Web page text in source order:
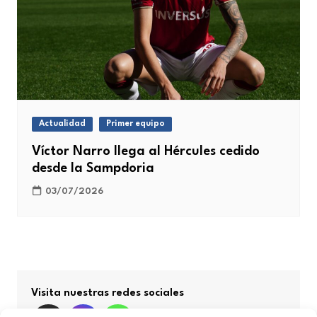
Actualidad Primer equipo
Víctor Narro llega al Hércules cedido
desde la Sampdoria
03/07/2026
Visita nuestras redes sociales